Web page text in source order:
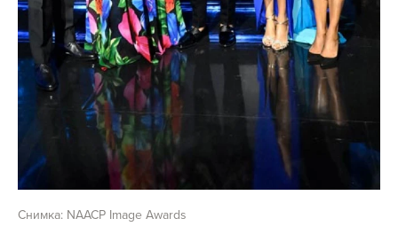
Снимка: NAACP Image Awards